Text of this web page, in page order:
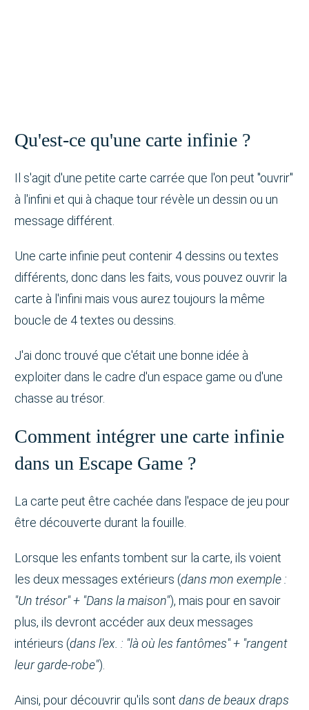
Qu'est-ce qu'une carte infinie ?
Il s'agit d'une petite carte carrée que l'on peut "ouvrir"
à l'infini et qui à chaque tour révèle un dessin ou un
message différent.
Une carte infinie peut contenir 4 dessins ou textes
différents, donc dans les faits, vous pouvez ouvrir la
carte à l'infini mais vous aurez toujours la même
boucle de 4 textes ou dessins.
J'ai donc trouvé que c'était une bonne idée à
exploiter dans le cadre d'un espace game ou d'une
chasse au trésor.
Comment intégrer une carte infinie
dans un Escape Game ?
La carte peut être cachée dans l'espace de jeu pour
être découverte durant la fouille.
Lorsque les enfants tombent sur la carte, ils voient
les deux messages extérieurs (dans mon exemple :
"Un trésor" + "Dans la maison"), mais pour en savoir
plus, ils devront accéder aux deux messages
intérieurs (dans l'ex. : "là où les fantômes" + "rangent
leur garde-robe").
Ainsi, pour découvrir qu'ils sont dans de beaux draps